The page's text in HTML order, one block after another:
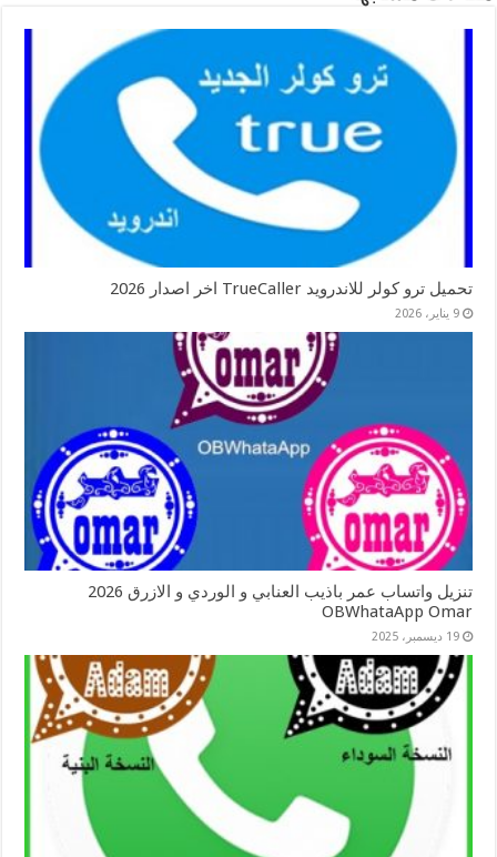
تحميل ترو كولر للاندرويد TrueCaller اخر اصدار 2026
9 يناير، 2026
تنزيل واتساب عمر باذيب العنابي و الوردي و الازرق 2026
OBWhataApp Omar
19 ديسمبر، 2025